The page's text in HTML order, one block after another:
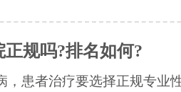
规吗?排名如何?
，患者治疗要选择正规专业